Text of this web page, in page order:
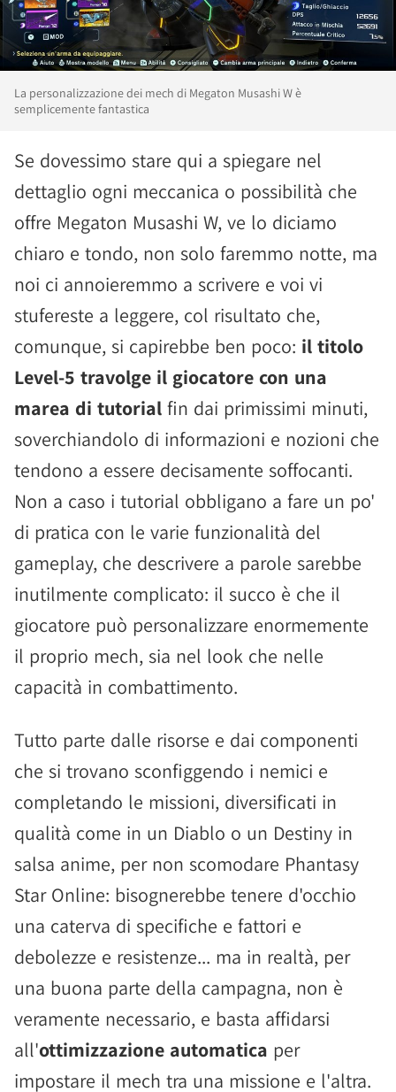
La personalizzazione dei mech di Megaton Musashi W è
semplicemente fantastica
Se dovessimo stare qui a spiegare nel
dettaglio ogni meccanica o possibilità che
offre Megaton Musashi W, ve lo diciamo
chiaro e tondo, non solo faremmo notte, ma
noi ci annoieremmo a scrivere e voi vi
stufereste a leggere, col risultato che,
comunque, si capirebbe ben poco: il titolo
Level-5 travolge il giocatore con una
marea di tutorial fin dai primissimi minuti,
soverchiandolo di informazioni e nozioni che
tendono a essere decisamente soffocanti.
Non a caso i tutorial obbligano a fare un po'
di pratica con le varie funzionalità del
gameplay, che descrivere a parole sarebbe
inutilmente complicato: il succo è che il
giocatore può personalizzare enormemente
il proprio mech, sia nel look che nelle
capacità in combattimento.
Tutto parte dalle risorse e dai componenti
che si trovano sconfiggendo i nemici e
completando le missioni, diversificati in
qualità come in un Diablo o un Destiny in
salsa anime, per non scomodare Phantasy
Star Online: bisognerebbe tenere d'occhio
una caterva di specifiche e fattori e
debolezze e resistenze... ma in realtà, per
una buona parte della campagna, non è
veramente necessario, e basta affidarsi
all'ottimizzazione automatica per
impostare il mech tra una missione e l'altra.